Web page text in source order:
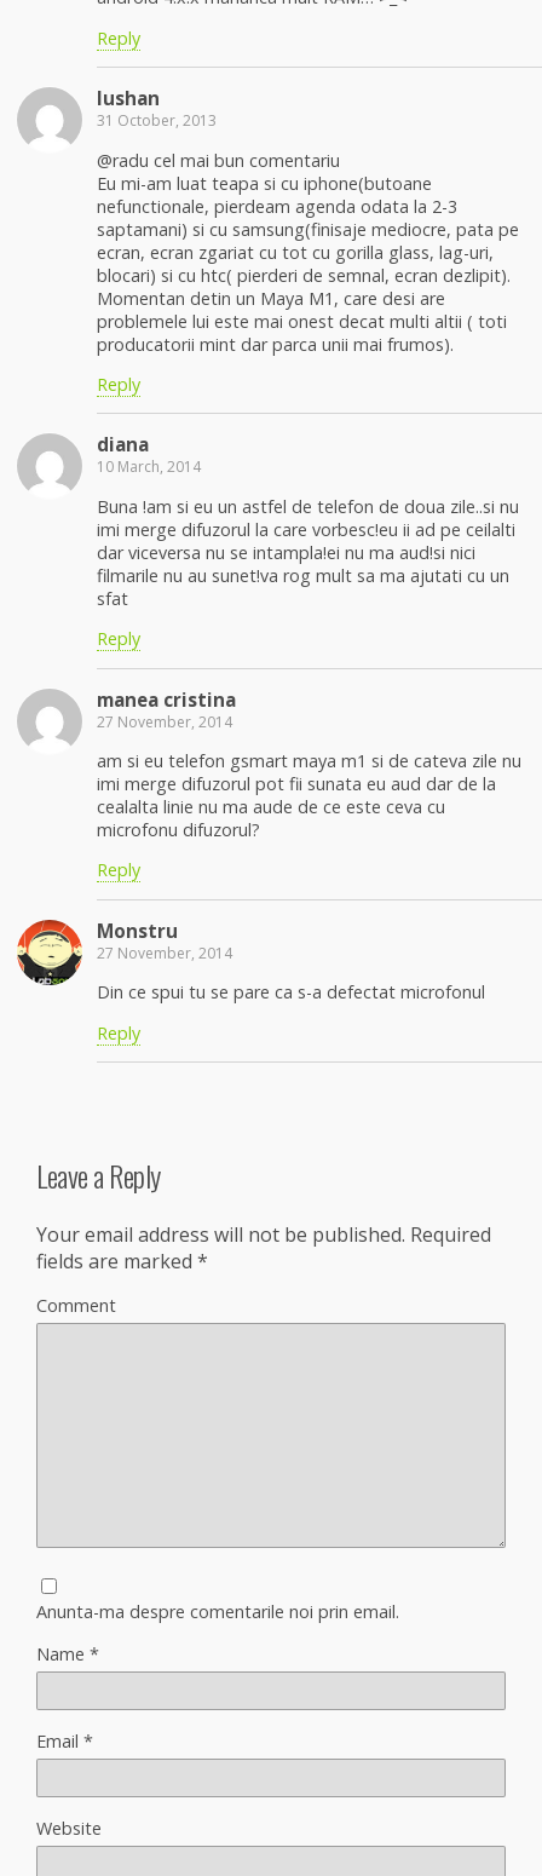
Reply
lushan
31 October, 2013
@radu cel mai bun comentariu
Eu mi-am luat teapa si cu iphone(butoane
nefunctionale, pierdeam agenda odata la 2-3
saptamani) si cu samsung(finisaje mediocre, pata pe
ecran, ecran zgariat cu tot cu gorilla glass, lag-uri,
blocari) si cu htc( pierderi de semnal, ecran dezlipit).
Momentan detin un Maya M1, care desi are
problemele lui este mai onest decat multi altii ( toti
producatorii mint dar parca unii mai frumos).
Reply
diana
10 March, 2014
Buna !am si eu un astfel de telefon de doua zile..si nu
imi merge difuzorul la care vorbesc!eu ii ad pe ceilalti
dar viceversa nu se intampla!ei nu ma aud!si nici
filmarile nu au sunet!va rog mult sa ma ajutati cu un
sfat
Reply
manea cristina
27 November, 2014
am si eu telefon gsmart maya m1 si de cateva zile nu
imi merge difuzorul pot fii sunata eu aud dar de la
cealalta linie nu ma aude de ce este ceva cu
microfonu difuzorul?
Reply
Monstru
27 November, 2014
Din ce spui tu se pare ca s-a defectat microfonul
Reply
Leave a Reply
Your email address will not be published. Required
fields are marked *
Comment
Anunta-ma despre comentarile noi prin email.
Name *
Email *
Website